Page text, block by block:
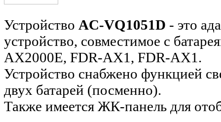
Устройство AC-VQ1051D - это
устройство, совместимое с
AX2000E, FDR-AX1, FDR-AX1 .
Устройство снабжено функцией
двух батарей (посменно).
Также имеется ЖК-панель для